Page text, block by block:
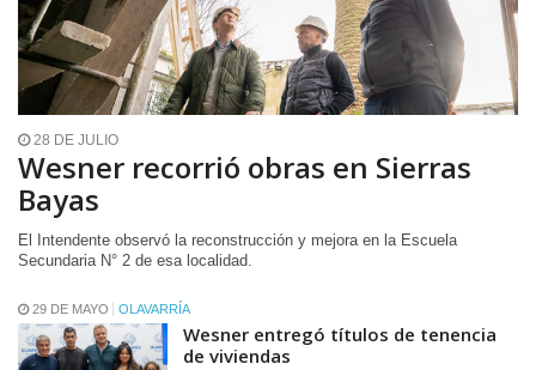
28 DE JULIO
Wesner recorrió obras en Sierras
Bayas
El Intendente observó la reconstrucción y mejora en la Escuela
Secundaria N° 2 de esa localidad.
29 DE MAYO OLAVARRÍA
Wesner entregó títulos de tenencia
de viviendas